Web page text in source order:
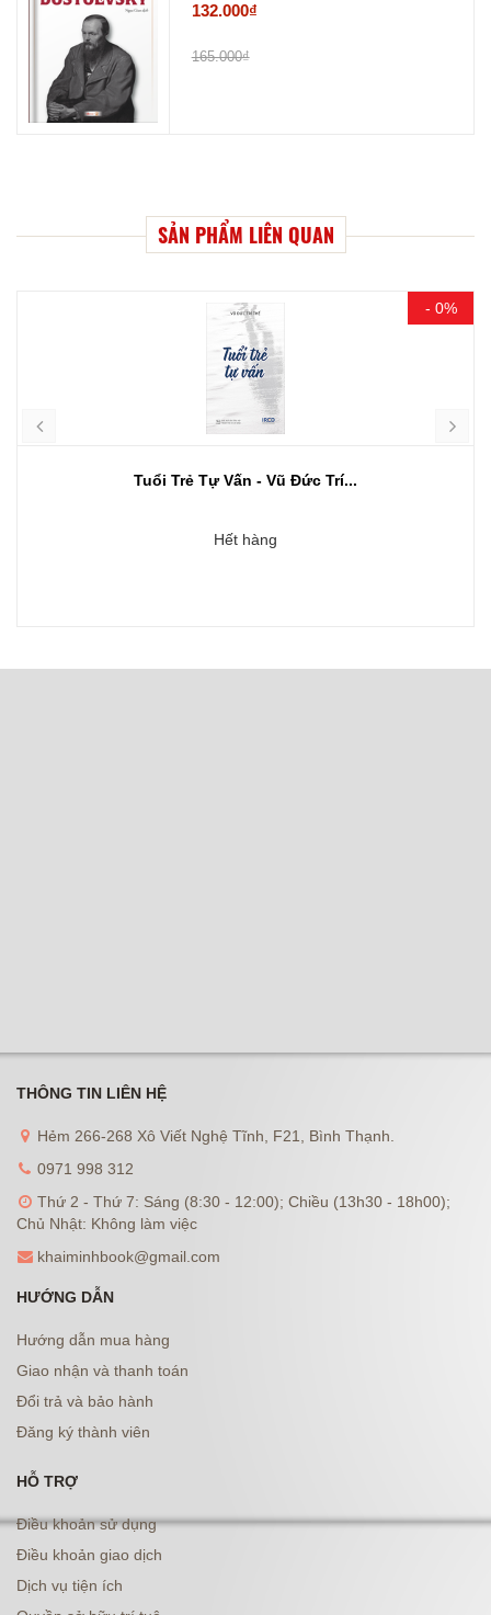
132.000₫
165.000₫
SẢN PHẨM LIÊN QUAN
- 0%
Tuổi Trẻ Tự Vấn - Vũ Đức Trí...
Hết hàng
THÔNG TIN LIÊN HỆ
Hẻm 266-268 Xô Viết Nghệ Tĩnh, F21, Bình Thạnh.
0971 998 312
Thứ 2 - Thứ 7: Sáng (8:30 - 12:00); Chiều (13h30 - 18h00);
Chủ Nhật: Không làm việc
khaiminhbook@gmail.com
HƯỚNG DẪN
Hướng dẫn mua hàng
Giao nhận và thanh toán
Đổi trả và bảo hành
Đăng ký thành viên
HỖ TRỢ
Điều khoản sử dụng
Điều khoản giao dịch
Dịch vụ tiện ích